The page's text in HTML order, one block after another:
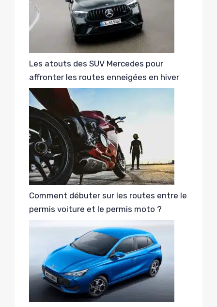
Les atouts des SUV Mercedes pour
affronter les routes enneigées en hiver
Comment débuter sur les routes entre le
permis voiture et le permis moto ?